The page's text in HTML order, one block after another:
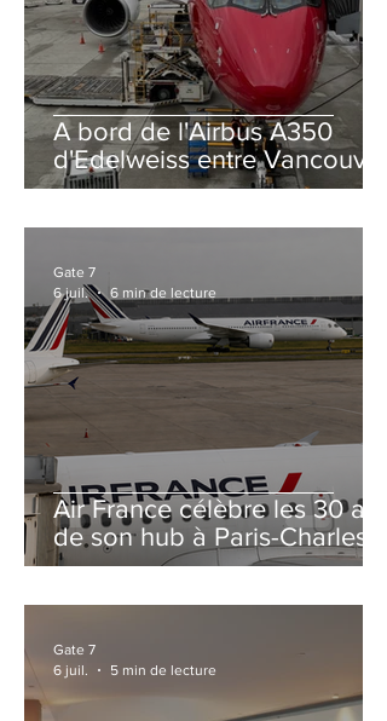
A bord de l'Airbus A350
d'Edelweiss entre Vancouver
et Zurich
Air France célèbre les 30 ans
de son hub à Paris-Charles
de Gaulle
Gate 7
6 juil.
6 min de lecture
Gate 7
6 juil.
5 min de lecture